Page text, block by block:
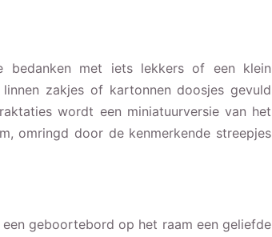
met iets lekkers of een klein
zakjes of kartonnen doosjes gevuld
wordt een miniatuurversie van het
omringd door de kenmerkende streepjes
geboortebord op het raam een geliefde